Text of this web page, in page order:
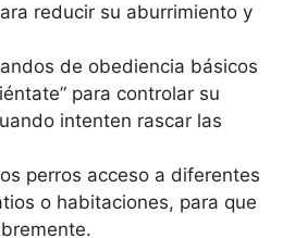
reducir su aburrimiento y
de obediencia básicos
para controlar su
intenten rascar las
perros acceso a diferentes
o habitaciones, para que